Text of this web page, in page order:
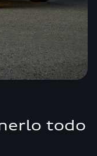
todo